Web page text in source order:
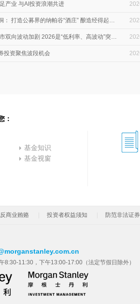
产业 与AI投资浪潮共进
摩根士丹利基金总经理周文秱： 打造公募界的纳帕谷“酒庄” 酿造经得起时间检验的“佳酿”
摩根士丹利基金吴慧文： 债市双向波动加剧 2026是“低利率、高波动”突围之年
投资聚焦波段机会
：
基金知识
基金视窗
反商业贿赂 投资者权益须知 防范非法证
8:30-11:30，下午13:00-17:00（法定节假日除外）